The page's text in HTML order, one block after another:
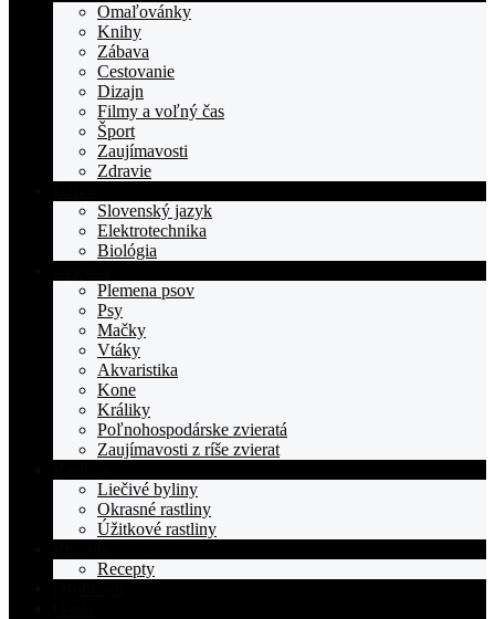
TOPden.skOmaľovánky
Knihy
Zábava
Cestovanie
Dizajn
Filmy a voľný čas
Šport
Zaujímavosti
Zdravie
Slovenský jazyk
Elektrotechnika
Biológia
Plemena psov
Psy
Mačky
Vtáky
Akvaristika
Kone
Králiky
Poľnohospodárske zvieratá
Zaujímavosti z ríše zvierat
Liečivé byliny
Okrasné rastliny
Úžitkové rastliny
Recepty